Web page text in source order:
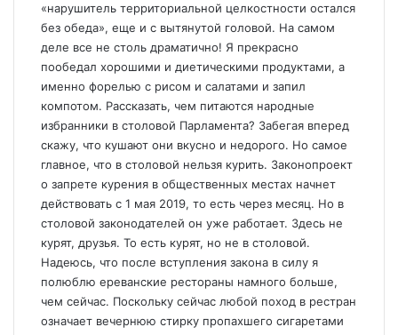
«нарушитель территориальной целкостности остался
без обеда», еще и с вытянутой головой. На самом
деле все не столь драматично! Я прекрасно
пообедал хорошими и диетическими продуктами, а
именно форелью с рисом и салатами и запил
компотом. Рассказать, чем питаются народные
избранники в столовой Парламента? Забегая вперед
скажу, что кушают они вкусно и недорого. Но самое
главное, что в столовой нельзя курить. Законопроект
о запрете курения в общественных местах начнет
действовать с 1 мая 2019, то есть через месяц. Но в
столовой законодателей он уже работает. Здесь не
курят, друзья. То есть курят, но не в столовой.
Надеюсь, что после вступления закона в силу я
полюблю ереванские рестораны намного больше,
чем сейчас. Поскольку сейчас любой поход в рестран
означает вечернюю стирку пропахшего сигаретами